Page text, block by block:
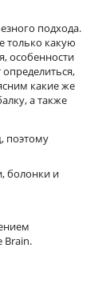
подхода.
только какую
особенности
какие же
а также
поэтому
болонки и
Brain.